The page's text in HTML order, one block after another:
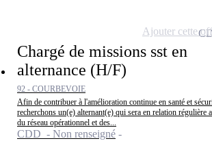
Chargé de missions sst en
alternance (H/F)
92 - COURBEVOIE
Afin de contribuer à l'amélioration continue en santé et
recherchons un(e) alternant(e) qui sera en relation régulière
du réseau opérationnel et des...
CDD - Non renseigné
Ajouter cette